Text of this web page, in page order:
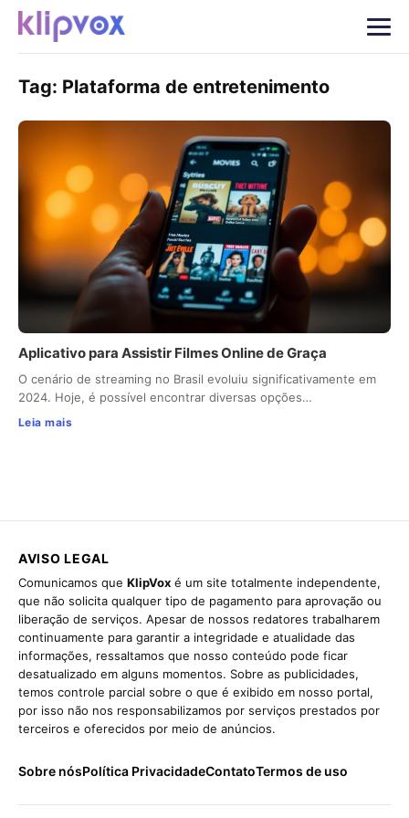
Tag: Plataforma de entretenimento
Aplicativo para Assistir Filmes Online de Graça
O cenário de streaming no Brasil evoluiu significativamente em
2024. Hoje, é possível encontrar diversas opções…
Leia mais
AVISO LEGAL
Comunicamos que KlipVox é um site totalmente independente,
que não solicita qualquer tipo de pagamento para aprovação ou
liberação de serviços. Apesar de nossos redatores trabalharem
continuamente para garantir a integridade e atualidade das
informações, ressaltamos que nosso conteúdo pode ficar
desatualizado em alguns momentos. Sobre as publicidades,
temos controle parcial sobre o que é exibido em nosso portal,
por isso não nos responsabilizamos por serviços prestados por
terceiros e oferecidos por meio de anúncios.
Sobre nósPolítica PrivacidadeContatoTermos de uso